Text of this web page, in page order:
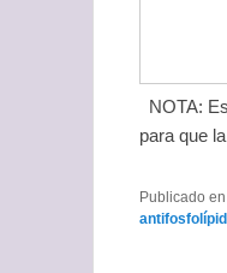
NOTA:
para que
Publicado en